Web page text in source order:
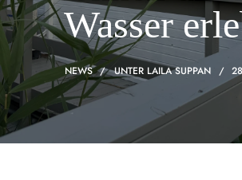
Wasser
NEWS UNTER LAILA SUPPAN